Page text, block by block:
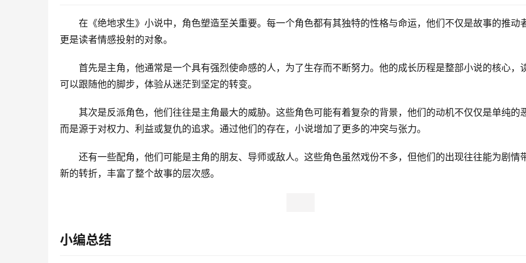
在《绝地求生》小说中，角色塑造至关重要。每一个角色都有其独特的性格与命运，他们不仅是故事的推动者
更是读者情感投射的对象。
首先是主角，他通常是一个具有强烈使命感的人，为了生存而不断努力。他的成长历程是整部小说的核心，
可以跟随他的脚步，体验从迷茫到坚定的转变。
其次是反派角色，他们往往是主角最大的威胁。这些角色可能有着复杂的背景，他们的动机不仅仅是单纯的恶
而是源于对权力、利益或复仇的追求。通过他们的存在，小说增加了更多的冲突与张力。
还有一些配角，他们可能是主角的朋友、导师或敌人。这些角色虽然戏份不多，但他们的出现往往能为剧情
新的转折，丰富了整个故事的层次感。
小编总结